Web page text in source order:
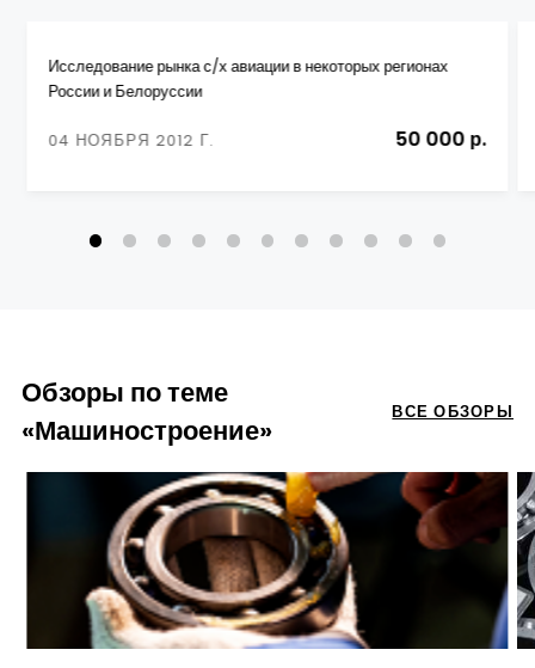
Исследование рынка с/х авиации в некоторых регионах
России и Белоруссии
04 НОЯБРЯ 2012 Г. 50 000 р.
Обзоры по теме
«Машиностроение»
ВСЕ ОБЗОРЫ